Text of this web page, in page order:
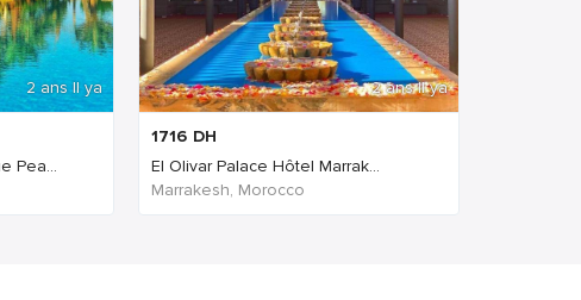
2 ans Il ya
Pea...
2 ans Il ya
1716 DH
El Olivar Palace Hôtel Marrak...
Marrakesh, Morocco